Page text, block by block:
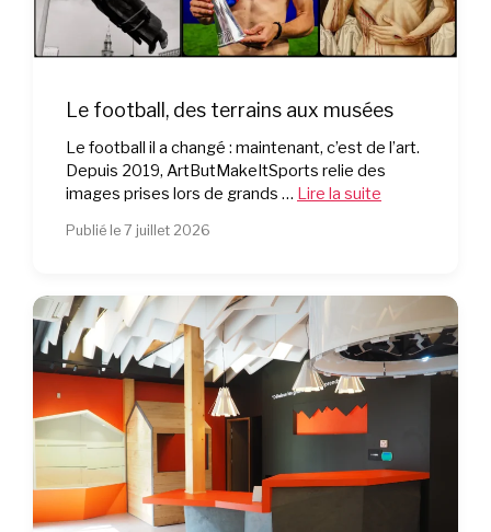
Le football, des terrains aux musées
Le football il a changé : maintenant, c’est de l’art.
Depuis 2019, ArtButMakeItSports relie des
images prises lors de grands … Lire la suite
Publié le 7 juillet 2026